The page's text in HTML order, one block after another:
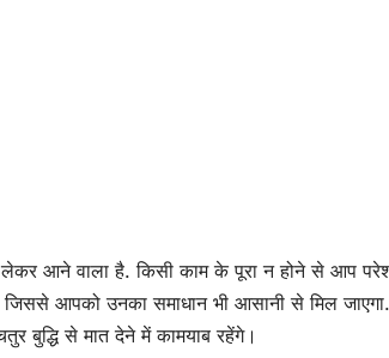
आने वाला है. किसी काम के पूरा न होने से आप
आपको उनका समाधान भी आसानी से मिल
बुद्धि से मात देने में कामयाब रहेंगे।